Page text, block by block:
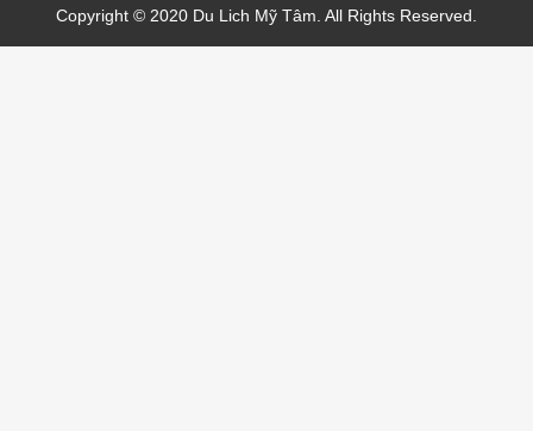
Copyright © 2020 Du Lich Mỹ Tâm. All Rights Reserved.